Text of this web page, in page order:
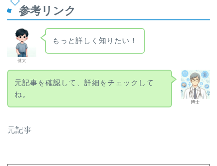
参考リンク
健太
もっと詳しく知りたい！
博士
元記事を確認して、詳細をチェックして
ね。
元記事